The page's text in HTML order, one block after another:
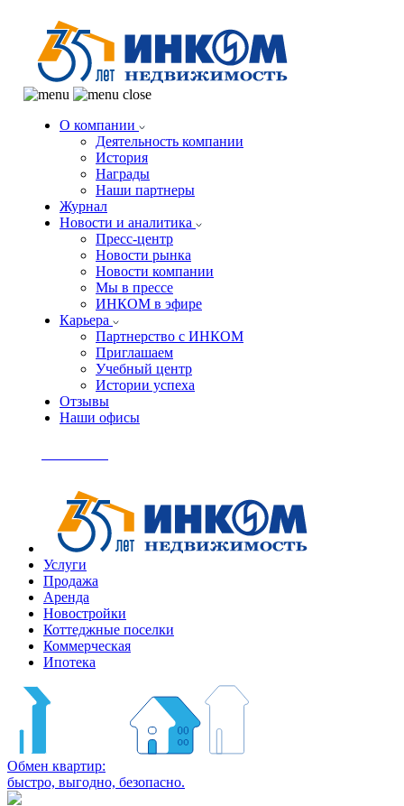
О компании
Деятельность компании
История
Награды
Наши партнеры
Журнал
Новости и аналитика
Пресс-центр
Новости рынка
Новости компании
Мы в прессе
ИНКОМ в эфире
Карьера
Партнерство с ИНКОМ
Приглашаем
Учебный центр
Истории успеха
Отзывы
Наши офисы
Услуги
Продажа
Аренда
Новостройки
Коттеджные поселки
Коммерческая
Ипотека
Обмен квартир:
быстро, выгодно, безопасно.